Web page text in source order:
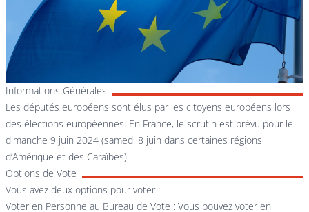
Informations Générales
Les députés européens sont élus par les citoyens européens lors
des élections européennes. En France, le scrutin est prévu pour le
dimanche 9 juin 2024 (samedi 8 juin dans certaines régions
d’Amérique et des Caraïbes).
Options de Vote
Vous avez deux options pour voter :
Voter en Personne au Bureau de Vote : Vous pouvez voter en